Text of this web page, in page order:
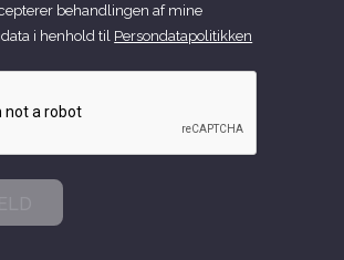
behandlingen af mine
i henhold til Persondatapolitikken